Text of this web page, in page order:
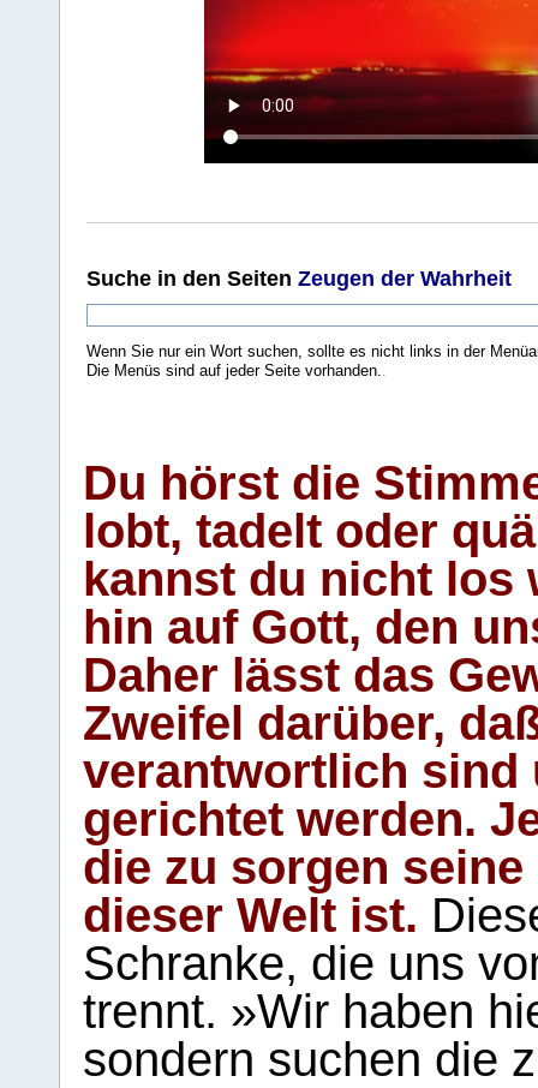
Suche in den Seiten Zeugen der Wahrheit
Wenn Sie nur ein Wort suchen, sollte es nicht links in der
Die Menüs sind auf jeder Seite vorhanden.
Du hörst die
lobt, tadelt oder
kannst du nicht los
hin auf Gott, den
Daher lässt das
Zweifel darüber,
verantwortlich sind
gerichtet werden.
die zu sorgen
dieser Welt ist.
Schranke, die uns
trennt. »Wir haben
sondern suchen die